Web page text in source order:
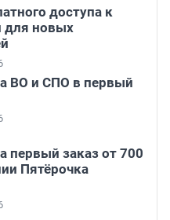
доступа к
для новых
ВО и СПО в первый
первый заказ от 700
Пятёрочка